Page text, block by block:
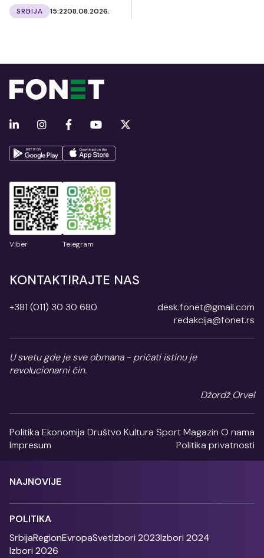
SRBIJA 15:2208.08.2026.
Viber Telegram
KONTAKTIRAJTE NAS
+381 (011) 30 30 680
desk.fonet@gmail.com
redakcija@fonet.rs
U svetu gde je sve obmana - pričati istinu je
revolucionarni čin.
Džordž Orvel
Politika Ekonomija Društvo Kultura SportMagazin O nama
Impresum
Politika privatnosti
NAJNOVIJE
POLITIKA
SrbijaRegionEvropaSvetIzbori 2023Izbori 2024
Izbori 2026